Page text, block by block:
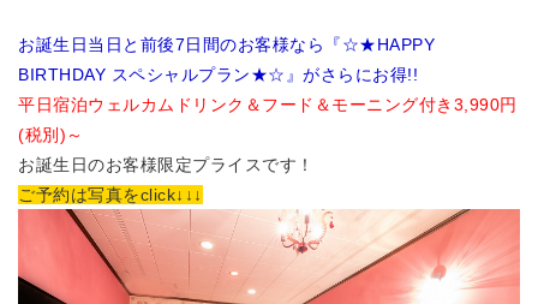
お誕生日当日と前後7日間のお客様なら『☆★HAPPY
BIRTHDAY スペシャルプラン★☆』がさらにお得!!
平日宿泊ウェルカムドリンク＆フード＆モーニング付き3,990円
(税別)～
お誕生日のお客様限定プライスです！
ご予約は写真をclick↓↓↓